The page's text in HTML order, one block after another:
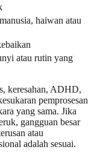
haiwan atau
atau rutin yang
keresahan, ADHD,
pemprosesan
yang sama. Jika
gangguan besar
atau
adalah sesuai.